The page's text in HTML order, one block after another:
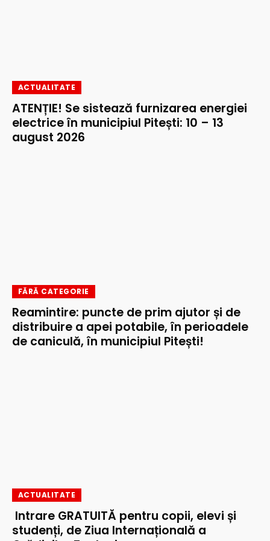
ACTUALITATE
ATENȚIE! Se sistează furnizarea energiei
electrice în municipiul Pitești: 10 – 13
august 2026
FĂRĂ CATEGORIE
Reamintire: puncte de prim ajutor și de
distribuire a apei potabile, în perioadele
de caniculă, în municipiul Pitești!
ACTUALITATE
Intrare GRATUITĂ pentru copii, elevi și
studenți, de Ziua Internațională a